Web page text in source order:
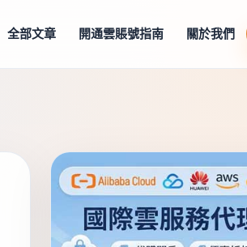
全部文章 開通雲賬號指南 關於我們